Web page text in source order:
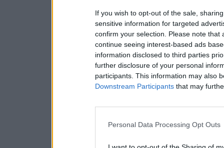
If you wish to opt-out of the sale,
sensitive information for targeted
confirm your selection. Please note
continue seeing interest-based ads
information disclosed to third parties
further disclosure of your personal
participants. This information may also
Downstream Participants that may
Personal Data Processing Opt Outs